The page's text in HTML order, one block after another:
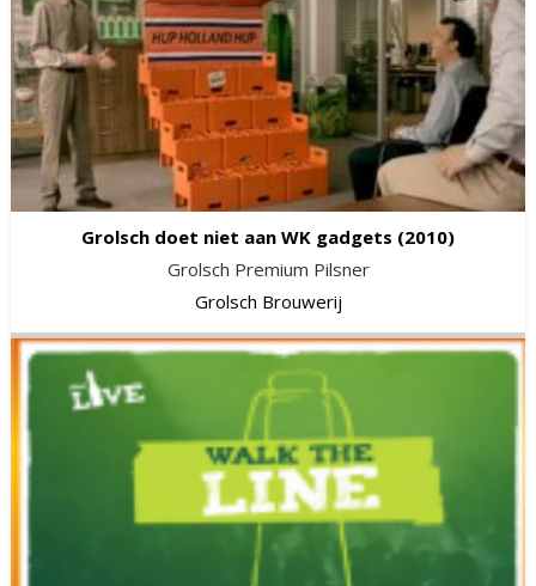
Grolsch doet niet aan WK gadgets (2010)
Grolsch Premium Pilsner
Grolsch Brouwerij